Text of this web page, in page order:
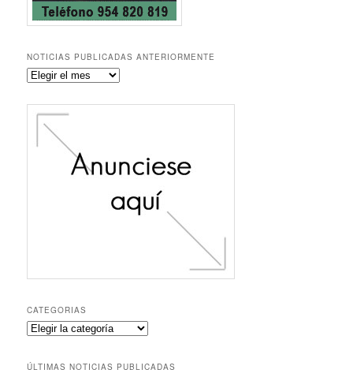
NOTICIAS PUBLICADAS ANTERIORMENTE
Noticias
anteriormente
CATEGORIAS
Categorias
ÚLTIMAS NOTICIAS PUBLICADAS